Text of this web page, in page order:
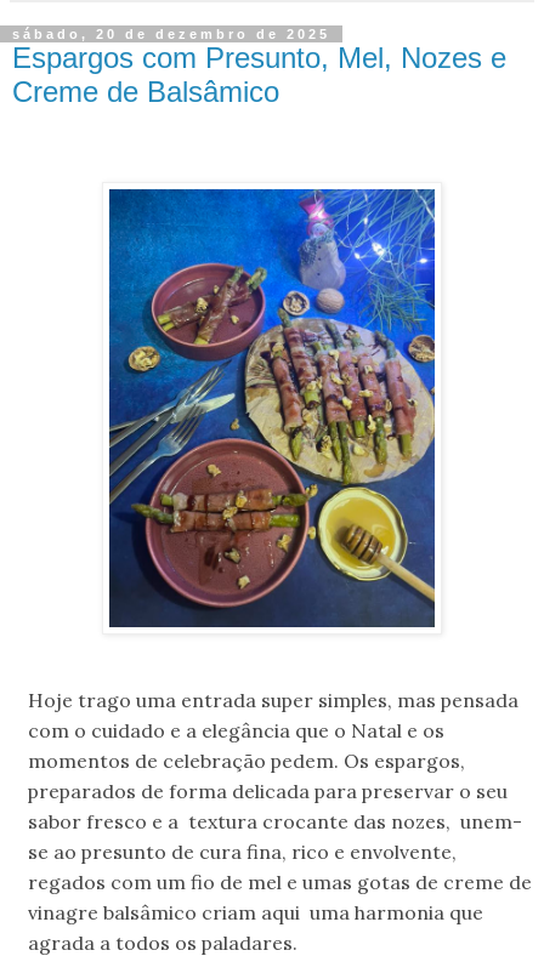
sábado, 20 de dezembro de 2025
Espargos com Presunto, Mel, Nozes e
Creme de Balsâmico
Hoje trago uma entrada super simples, mas pensada
com o cuidado e a elegância que o Natal e os
momentos de celebração pedem. Os espargos,
preparados de forma delicada para preservar o seu
sabor fresco e a textura crocante das nozes, unem-
se ao presunto de cura fina, rico e envolvente,
regados com um fio de mel e umas gotas de creme de
vinagre balsâmico criam aqui uma harmonia que
agrada a todos os paladares.